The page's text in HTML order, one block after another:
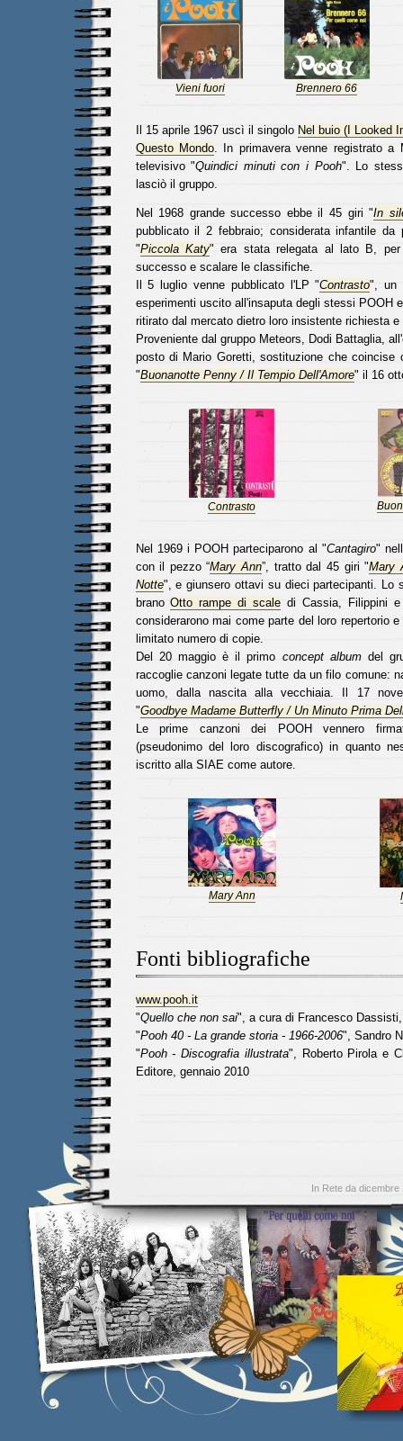
Vieni fuori Brennero 66
Il 15 aprile 1967 uscì il singolo Nel buio (I Looked
Questo Mondo. In primavera venne registrato a
televisivo "Quindici minuti con i Pooh". Lo
lasciò il gruppo.
Nel 1968 grande successo ebbe il 45 giri "In
pubblicato il 2 febbraio; considerata infantile da
"Piccola Katy" era stata relegata al lato B,
successo e scalare le classifiche.
Il 5 luglio venne pubblicato l'LP "Contrasto", un
esperimenti uscito all'insaputa degli stessi POOH
ritirato dal mercato dietro loro insistente richiesta
Proveniente dal gruppo Meteors, Dodi Battaglia,
posto di Mario Goretti, sostituzione che coincise
"Buonanotte Penny / Il Tempio Dell'Amore" il 16
Contrasto
Nel 1969 i POOH parteciparono al "Cantagiro"
con il pezzo “Mary Ann”, tratto dal 45 giri "Mary
Notte", e giunsero ottavi su dieci partecipanti. Lo
branoOtto rampe di scale di Cassia, Filippini
considerarono mai come parte del loro repertorio
limitato numero di copie.
Del 20 maggio è il primo concept albumdel
raccoglie canzoni legate tutte da un filo comune:
uomo, dalla nascita alla vecchiaia. Il 17
"Goodbye Madame Butterfly / Un Minuto Prima
Le prime canzoni dei POOH vennero
(pseudonimo del loro discografico) in quanto
iscritto alla SIAE come autore.
Mary Ann
Fonti bibliografiche
www.pooh.it
"Quello che non sai", a cura di Francesco
"Pooh 40 - La grande storia - 1966-2006", Sandro
"Pooh - Discografia illustrata", Roberto Pirola e
Editore, gennaio 2010
In Rete da dicembre